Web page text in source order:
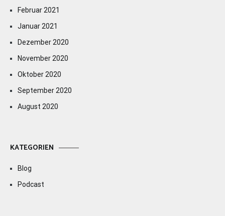
Februar 2021
Januar 2021
Dezember 2020
November 2020
Oktober 2020
September 2020
August 2020
KATEGORIEN
Blog
Podcast